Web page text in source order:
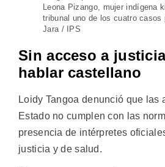
Leona Pizango, mujer indígena
tribunal uno de los cuatro
Jara / IPS
Sin acceso a
hablar castellano
Loidy Tangoa denunció que las
Estado no cumplen con las
presencia de intérpretes
justicia y de salud.